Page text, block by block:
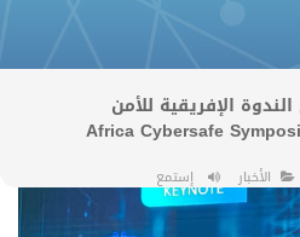
الإفريقية للأمن
الأخبار إستمع